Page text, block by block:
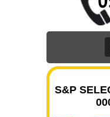
S&P